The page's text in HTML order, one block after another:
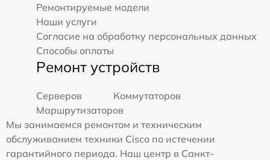
Ремонтируемые модели
Наши услуги
Согласие на обработку персональных данных
Способы оплаты
Ремонт устройств
Серверов
Коммутаторов
Маршрутизаторов
Мы занимаемся ремонтом и техническим
обслуживанием техники Cisco по истечении
гарантийного периода. Наш центр в Санкт-